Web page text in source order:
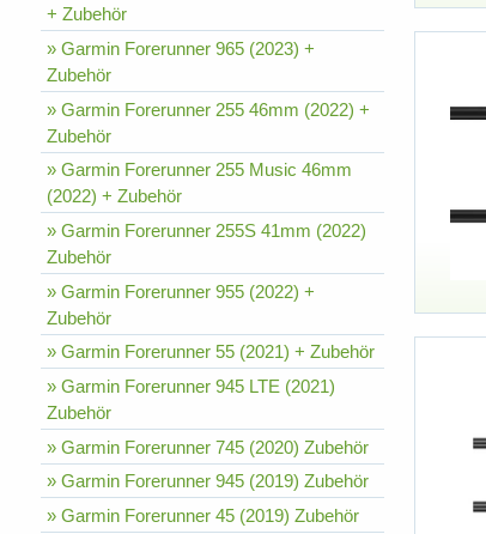
+ Zubehör
» Garmin Forerunner 965 (2023) +
Zubehör
» Garmin Forerunner 255 46mm (2022) +
Zubehör
» Garmin Forerunner 255 Music 46mm
(2022) + Zubehör
» Garmin Forerunner 255S 41mm (2022)
Zubehör
» Garmin Forerunner 955 (2022) +
Zubehör
» Garmin Forerunner 55 (2021) + Zubehör
» Garmin Forerunner 945 LTE (2021)
Zubehör
» Garmin Forerunner 745 (2020) Zubehör
» Garmin Forerunner 945 (2019) Zubehör
» Garmin Forerunner 45 (2019) Zubehör